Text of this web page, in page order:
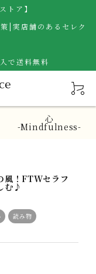
トア】
|実店舗のあるセレク
で送料無料
心
-Mindfulness-
風！FTWセラフ
む♪
読み物